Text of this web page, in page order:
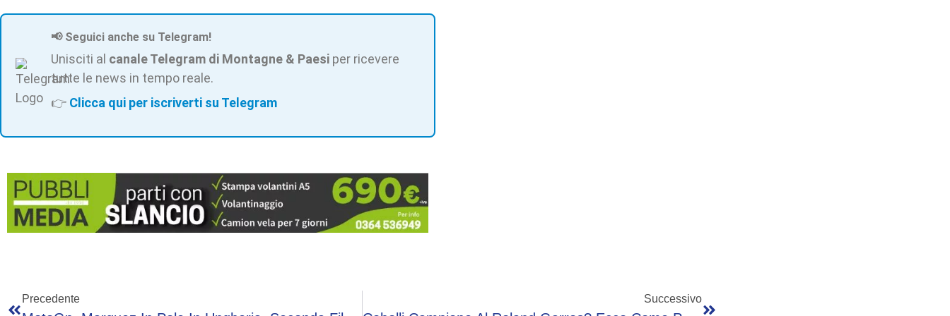
📢 Seguici anche su Telegram!
Unisciti al canale Telegram di Montagne & Paesi per ricevere
tutte le news in tempo reale.
👉 Clicca qui per iscriverti su Telegram
Precedente Successivo